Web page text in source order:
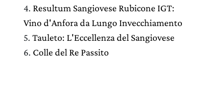
4. Resultum Sangiovese Rubicone IGT:
Vino d'Anfora da Lungo Invecchiamento
5. Tauleto: L'Eccellenza del Sangiovese
6. Colle del Re Passito